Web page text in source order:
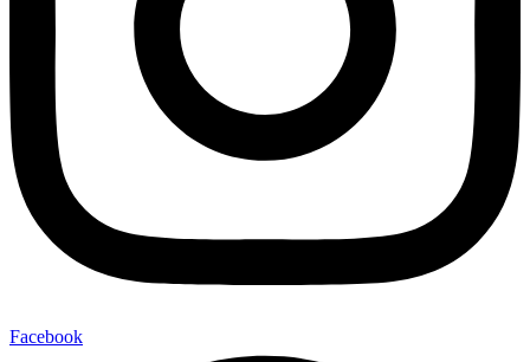
Facebook